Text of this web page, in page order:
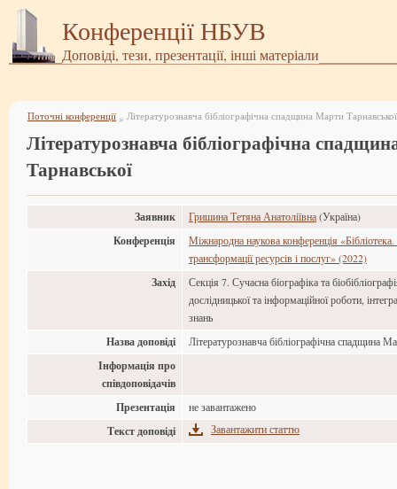
Конференції НБУВ
Доповіді, тези, презентації, інші матеріали
Поточні конференції » Літературознавча бібліографічна спадщина Марти Тарнавської
Літературознавча бібліографічна
Тарнавської
Заявник Гришина Тетяна Анатоліївна (Україна)
Конференція
Міжнародна наукова конференція
трансформації ресурсів і послуг» (2022)
Захід
Секція 7. Сучасна біографіка та
дослідницької та інформаційної роботи,
знань
Назва доповіді Літературознавча бібліографічна спадщина
Інформація про
співдоповідачів
Презентація
не завантажено
Текст доповіді Завантажити статтю